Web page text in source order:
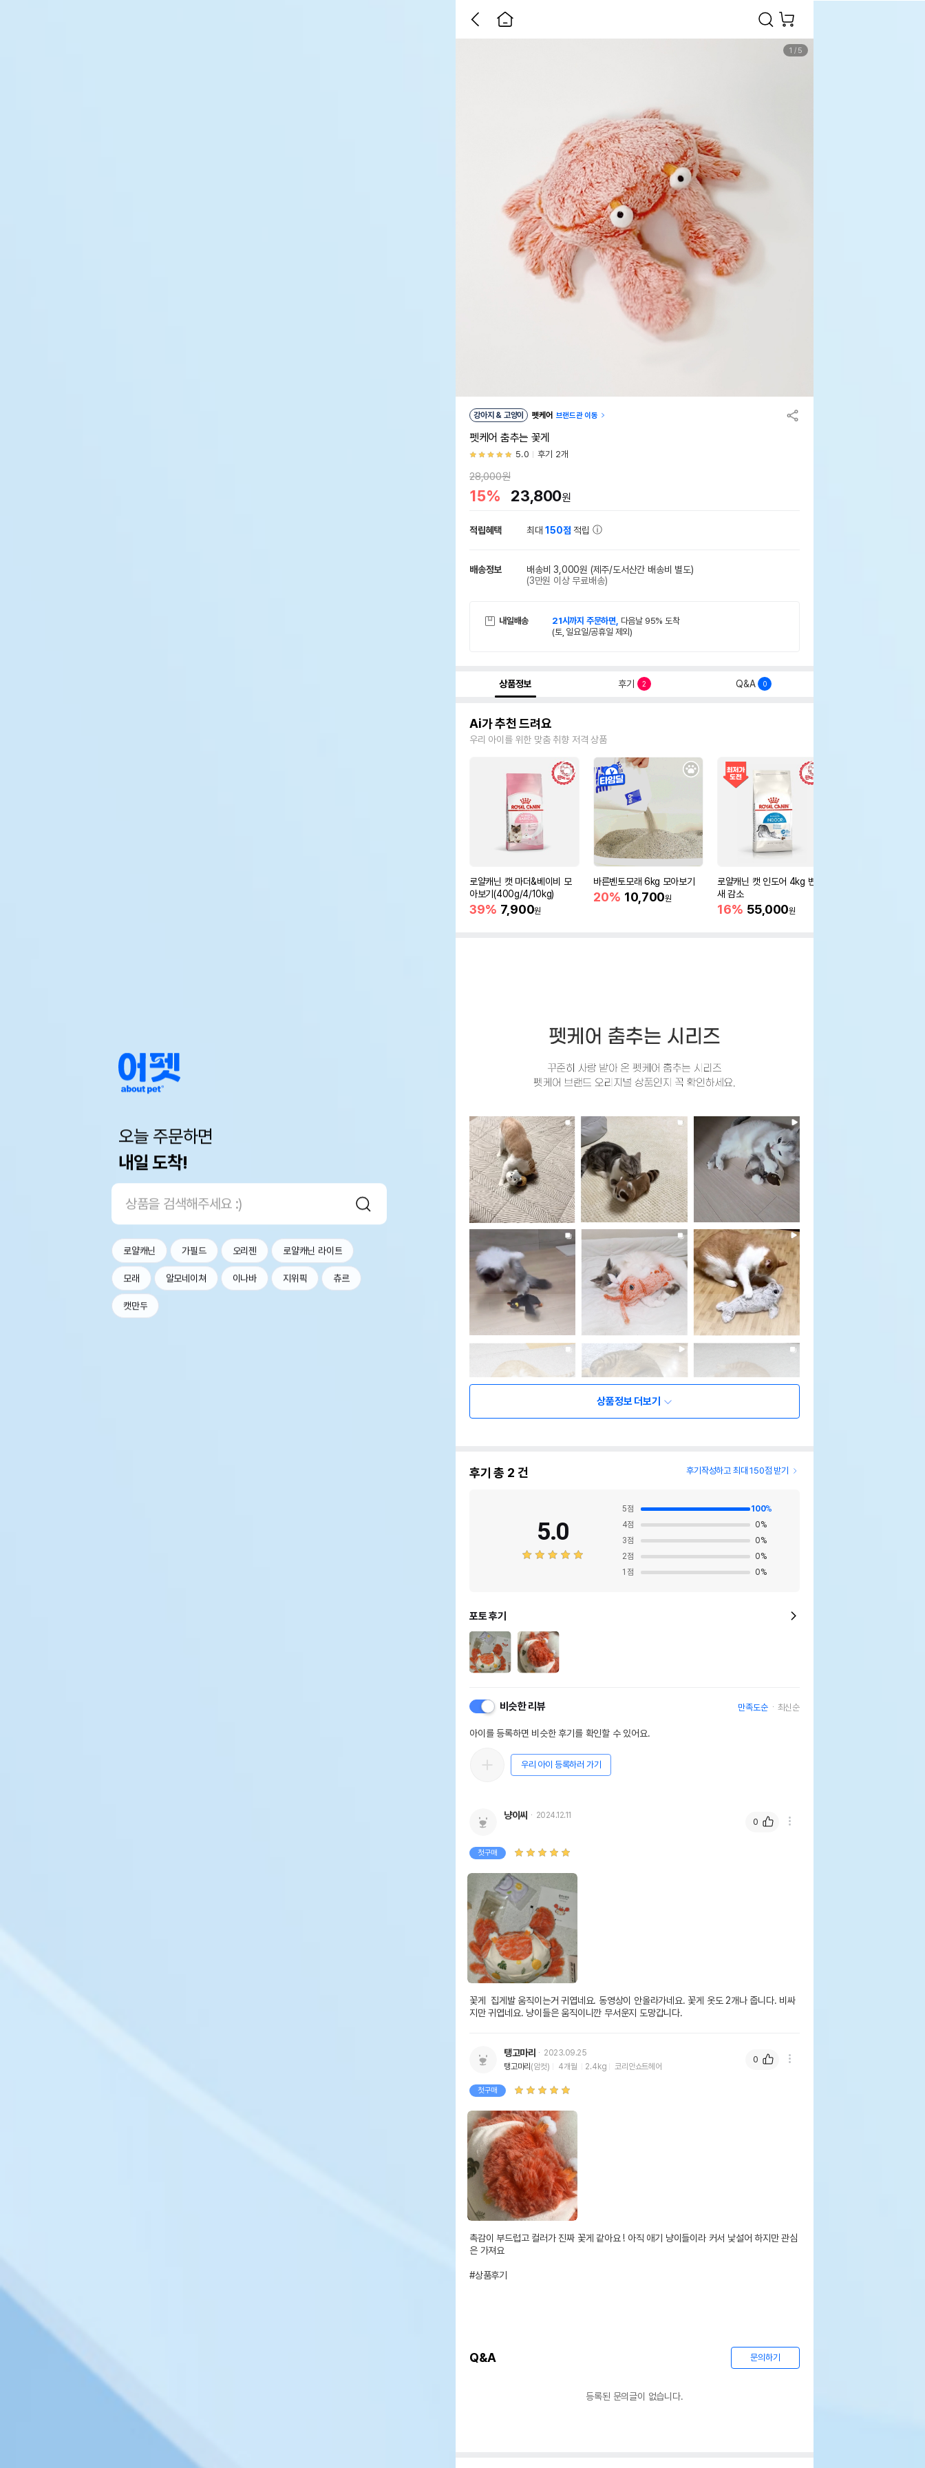
오늘 주문하면
내일 도착!
로얄캐닌 가필드 오리젠 로얄캐닌 라이트
모래 알모네이쳐 이나바 지위픽 츄르
캣만두
1 / 5
강아지 & 고양이 펫케어 브랜드관 이동
펫케어 춤추는 꽃게
5.0 후기 2개
28,000원
15% 23,800원
적립혜택 최대150점 적립
배송정보 배송비 3,000원 (제주/도서산간 배송비 별도)
(3만원 이상 무료배송)
내일배송 21시까지 주문하면, 다음날 95% 도착
(토, 일요일/공휴일 제외)
상품정보 후기 2 Q&A 0
Ai가 추천 드려요
우리 아이를 위한 맞춤 취향 저격 상품
로얄캐닌 캣 마더&베이비 모
아보기(400g/4/10kg)
39% 7,900원
바른벤토모래 6kg 모아보기
20% 10,700원
로얄캐닌 캣 인도어 4kg 변냄
새 감소
16% 55,000원
상품정보 더보기
후기 총 2 건 후기작성하고 최대 150점 받기
5.0
5점 100%
4점 0%
3점 0%
2점 0%
1 점 0%
포토 후기
비슷한 리뷰 만족도순 최신순
아이를 등록하면 비슷한 후기를 확인할 수 있어요.
우리 아이 등록하러 가기
냥이씨 2024.12.11
첫구매
꽃게  집게발 움직이는거 귀엽네요. 동영상이 안올라가네요. 꽃게 옷도 2개나 줍니다. 비싸
지만 귀엽네요. 냥이들은 움직이니깐 무서운지 도망갑니다.
0
탱고마리
2023.09.25
탱고마리(암컷) 4개월 2.4kg 코리안쇼트헤어
첫구매
촉감이 부드럽고 컬러가 진짜 꽃게 같아요 ! 아직 애기 냥이들이라 커서 낯설어 하지만 관심
은 가져요
#상품후기
0
Q&A 문의하기
등록된 문의글이 없습니다.